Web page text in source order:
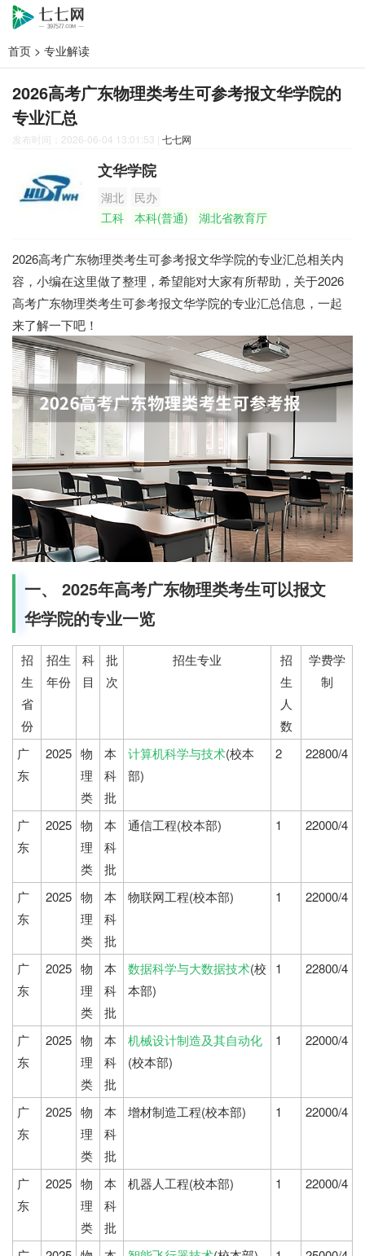
首页 > 专业解读
2026高考广东物理类考生可参考报文华学院的
专业汇总
发布时间：2026-06-04 13:01:53 | 七七网
文华学院
湖北
民办
工科
本科(普通) 湖北省教育厅
2026高考广东物理类考生可参考报文华学院的专业汇总相关内
容，小编在这里做了整理，希望能对大家有所帮助，关于2026
高考广东物理类考生可参考报文华学院的专业汇总信息，一起
来了解一下吧！
一、 2025年高考广东物理类考生可以报文
华学院的专业一览
招
生
省
份
招生
年份
科
目
批
次
招生专业
招
生
人
数
学费学
制
广
东
2025 物
理
类
本
科
批
计算机科学与技术(校本
部)
2 22800/4
广
东
2025 物
理
类
本
科
批
通信工程(校本部) 1 22000/4
广
东
2025 物
理
类
本
科
批
物联网工程(校本部) 1 22000/4
广
东
2025 物
理
类
本
科
批
数据科学与大数据技术(校
本部)
1 22800/4
广
东
2025 物
理
类
本
科
批
机械设计制造及其自动化
(校本部)
1 22000/4
广
东
2025 物
理
类
本
科
批
增材制造工程(校本部) 1 22000/4
广
东
2025 物
理
类
本
科
批
机器人工程(校本部) 1 22000/4